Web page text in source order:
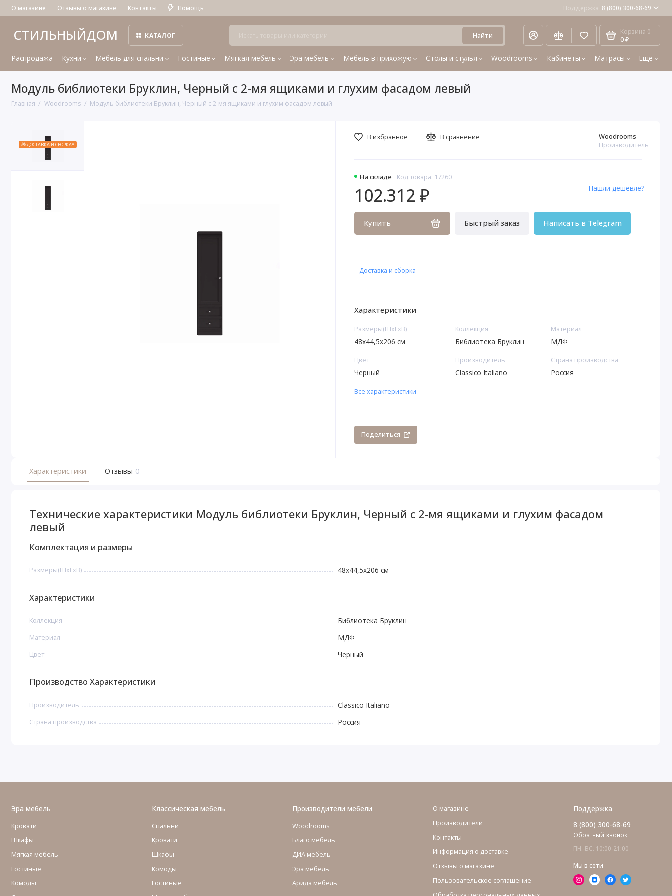
О магазине Отзывы о магазине Контакты Помощь Поддержка 8 (800) 300-68-69
СТИЛЬНЫЙДОМ КАТАЛОГ Найти Корзина 0
0 ₽
Распродажа Кухни Мебель для спальни Гостиные Мягкая мебель Эра мебель Мебель в прихожую Столы и стулья Woodrooms Кабинеты Матрасы Еще
Модуль библиотеки Бруклин, Черный с 2-мя ящиками и глухим фасадом левый
Главная Woodrooms Модуль библиотеки Бруклин, Черный с 2-мя ящиками и глухим фасадом левый
🎁 ДОСТАВКА И СБОРКА*
На складе Код товара: 17260
Woodrooms
Производитель
102.312 ₽
Купить Быстрый заказ Написать в Telegram
Нашли дешевле?
В избранное В сравнение
Доставка и сборка
Характеристики
Размеры(ШxГxВ)
48х44,5х206 см
Коллекция
Библиотека Бруклин
Материал
МДФ
Цвет
Черный
Производитель
Classico Italiano
Страна производства
Россия
Все характеристики
Поделиться
Характеристики Отзывы 0
Технические характеристики Модуль библиотеки Бруклин, Черный с 2-мя ящиками и глухим фасадом
левый
Комплектация и размеры
Размеры(ШxГxВ) 48х44,5х206 см
Характеристики
Коллекция Библиотека Бруклин
Материал МДФ
Цвет Черный
Производство Характеристики
Производитель Classico Italiano
Страна производства Россия
Эра мебель
Кровати
Шкафы
Мягкая мебель
Гостиные
Комоды
Классическая мебель
Спальни
Кровати
Шкафы
Комоды
Гостиные
Производители мебели
Woodrooms
Благо мебель
ДИА мебель
Эра мебель
Арида мебель
О магазине
Производители
Контакты
Информация о доставке
Отзывы о магазине
Пользовательское соглашение
Поддержка
8 (800) 300-68-69
Обратный звонок
ПН.-ВС. 10:00-21:00
Мы в сети